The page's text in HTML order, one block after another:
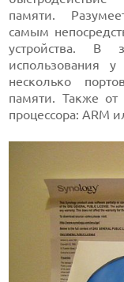
памяти.
самым
устройства. В
использования
несколько
памяти. Также от
процессора: ARM